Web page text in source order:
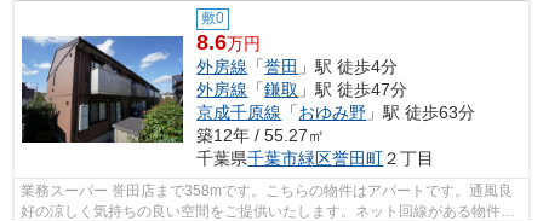
敷0
8.6万円
外房線 「誉田 」駅 徒歩4分
外房線 「鎌取 」駅 徒歩47分
京成千原線 「おゆみ野 」駅 徒歩63分
築12年 / 55.27㎡
千葉県千葉市緑区誉田町２丁目
業務スーパー 誉田店まで358mです。こちらの物件はアパートです。通風良
好の涼しく気持ちの良い空間をご提供いたします。ネット回線がある物件で